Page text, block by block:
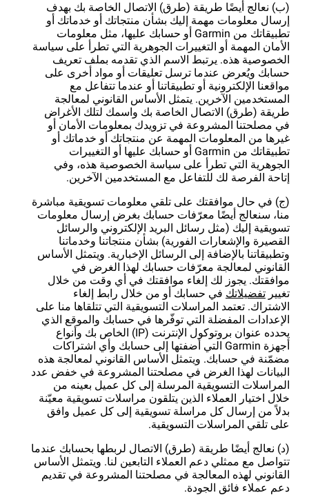
(ب) نعالج أيضًا طريقة (طرق) الاتصال الخاصة بك بهدف
إرسال معلومات مهمة إليك بشأن منتجاتك أو خدماتك أو
تطبيقاتك من Garmin أو حسابك عليها، مثل معلومات
الأمان المهمة أو التغييرات الجوهرية التي تطرأ على سياسة
الخصوصية هذه. يرتبط الاسم الذي تقدمه بملف تعريف
حسابك ويُعرض عندما ترسل تعليقات أو مواد أخرى على
مواقعنا الإلكترونية أو تطبيقاتنا أو عندما تتفاعل مع
المستخدمين الآخرين. يتمثل الأساس القانوني لمعالجة
طريقة (طرق) الاتصال الخاصة بك واسمك لتلك الأغراض
في مصلحتنا المشروعة في تزويدك بمعلومات الأمان أو
غيرها من المعلومات المهمة عن منتجاتك أو خدماتك أو
تطبيقاتك من Garmin أو حسابك عليها أو التغييرات
الجوهرية التي تطرأ على سياسة الخصوصية هذه، وفي
إتاحة الفرصة لك للتفاعل مع المستخدمين الآخرين.
(ج) في حال موافقتك على تلقي معلومات تسويقية مباشرة
منا، سنعالج أيضًا معرّفات حسابك بغرض إرسال معلومات
تسويقية إليك (مثل رسائل البريد الإلكتروني والرسائل
القصيرة والإشعارات الفورية) بشأن منتجاتنا وخدماتنا
وتطبيقاتنا بالإضافة إلى الرسائل الإخبارية. ويتمثل الأساس
القانوني لمعالجة معرّفات حسابك لهذا الغرض في
موافقتك. يجوز لك إلغاء موافقتك في أي وقت من خلال
تغيير تفضيلاتك في حسابك أو من خلال رابط إلغاء
الاشتراك. تعتمد المراسلات التسويقية التي تتلقاها منا على
الإعدادات المفضلة التي توفّرها في حسابك والموقع الذي
يحدده عنوان بروتوكول الإنترنت (IP) الخاص بك وأنواع
أجهزة Garmin التي أضفتها إلى حسابك وأي اشتراكات
مضمّنة في حسابك. ويتمثل الأساس القانوني لمعالجة هذه
البيانات لهذا الغرض في مصلحتنا المشروعة في خفض عدد
المراسلات التسويقية المرسلة إلى كل عميل بعينه من
خلال اختيار العملاء الذين يتلقون مراسلات تسويقية معيّنة
بدلاً من إرسال كل مراسلة تسويقية إلى كل عميل وافق
على تلقي المراسلات التسويقية.
(د) نعالج أيضًا طريقة (طرق) الاتصال لربطها بحسابك عندما
تتواصل مع ممثلي دعم العملاء التابعين لنا. ويتمثل الأساس
القانوني لهذه المعالجة في مصلحتنا المشروعة في تقديم
دعم عملاء فائق الجودة.